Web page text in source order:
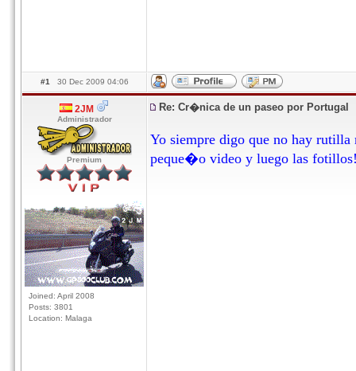
#1 30 Dec 2009 04:06
2JM
Administrador
Premium
Joined: April 2008
Posts: 3801
Location: Malaga
Re: Cr�nica de un paseo por Portugal
Yo siempre digo que no hay
peque�o video y luego las